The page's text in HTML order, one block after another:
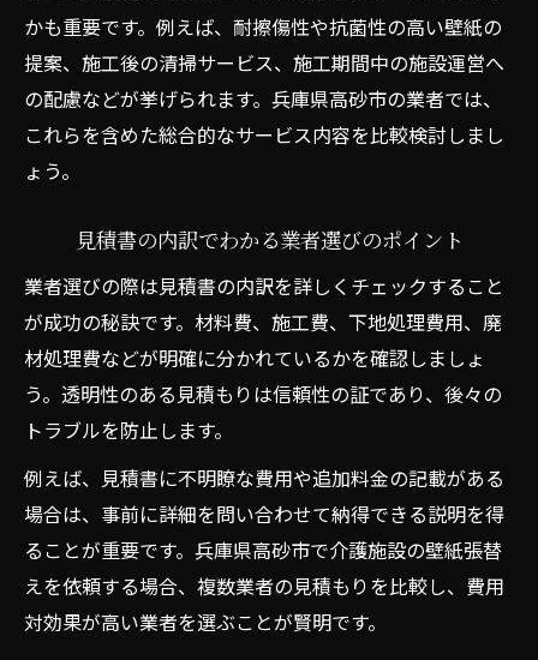
かも重要です。例えば、耐擦傷性や抗菌性の高い壁紙の
提案、施工後の清掃サービス、施工期間中の施設運営へ
の配慮などが挙げられます。兵庫県高砂市の業者では、
これらを含めた総合的なサービス内容を比較検討しまし
ょう。
見積書の内訳でわかる業者選びのポイント
業者選びの際は見積書の内訳を詳しくチェックすること
が成功の秘訣です。材料費、施工費、下地処理費用、廃
材処理費などが明確に分かれているかを確認しましょ
う。透明性のある見積もりは信頼性の証であり、後々の
トラブルを防止します。
例えば、見積書に不明瞭な費用や追加料金の記載がある
場合は、事前に詳細を問い合わせて納得できる説明を得
ることが重要です。兵庫県高砂市で介護施設の壁紙張替
えを依頼する場合、複数業者の見積もりを比較し、費用
対効果が高い業者を選ぶことが賢明です。